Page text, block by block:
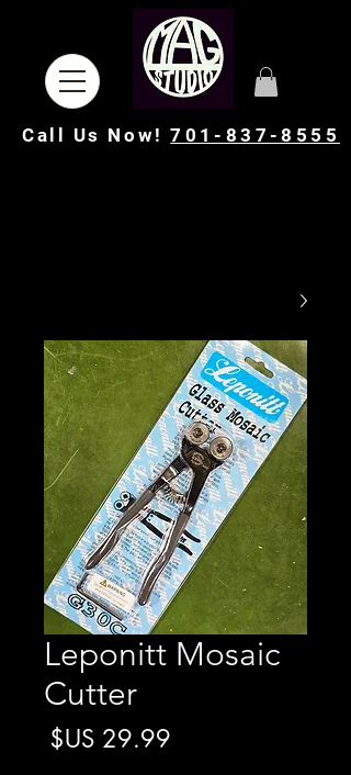
Call Us Now!701-837-8555
Leponitt Mosaic
Cutter